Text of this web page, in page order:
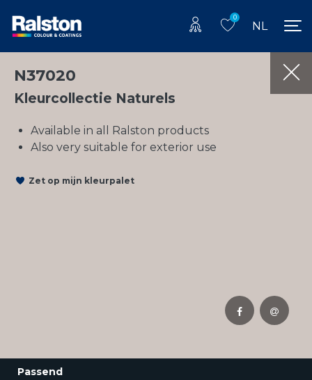
0
NL
N37020
Kleurcollectie Naturels
Available in all Ralston products
Also very suitable for exterior use
Zet op mijn kleurpalet
Passend